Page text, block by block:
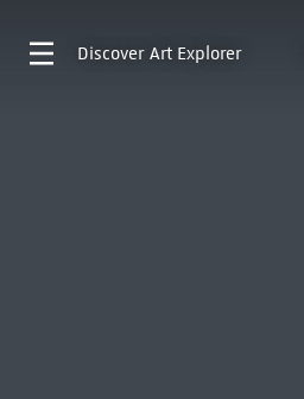
Discover Art Explorer